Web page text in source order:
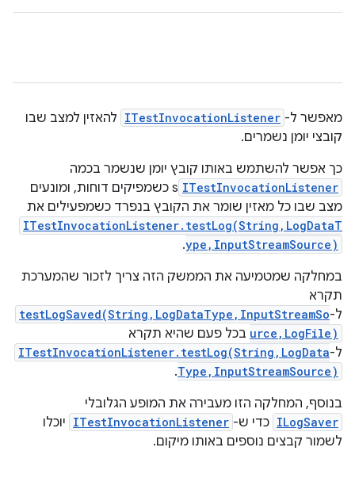
מאפשר ל- ITestInvocationListener להאזין למצב שבו
קובצי יומן נשמרים.
כך אפשר להשתמש באותו קובץ יומן שנשמר בכמה
ITestInvocationListener
s כשמפיקים דוחות, ומונעים
מצב שבו כל מאזין שומר את הקובץ בנפרד כשמפעילים את
ITestInvocationListener.testLog(String,LogDataT
ype,InputStreamSource)
.
במחלקה שמטמיעה את הממשק הזה צריך לזכור שהמערכת
תקרא
ל-testLogSaved(String,LogDataType,InputStreamSo
urce,LogFile) בכל פעם שהיא תקרא
ל-ITestInvocationListener.testLog(String,LogData
Type,InputStreamSource)
.
בנוסף, המחלקה הזו מעבירה את המופע הגלובלי
ILogSaver כדי ש- ITestInvocationListener יוכלו
לשמור קבצים נוספים באותו מיקום.